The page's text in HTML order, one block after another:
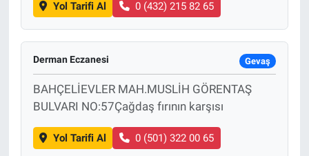
Yol Tarifi Al 0 (432) 215 82 65
Derman Eczanesi Gevaş
BAHÇELİEVLER MAH.MUSLİH GÖRENTAŞ
BULVARI NO:57Çağdaş fırının karşısı
Yol Tarifi Al 0 (501) 322 00 65